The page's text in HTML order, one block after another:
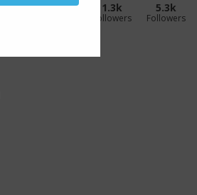
27.1k
1.3k
Followers
5.3k
Followers